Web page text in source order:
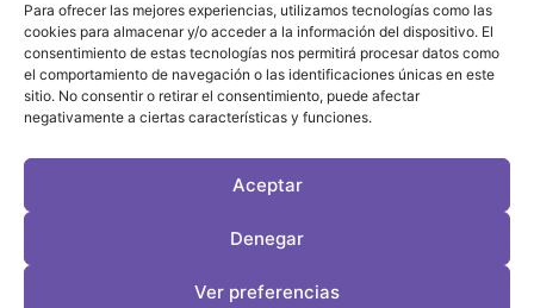
Para ofrecer las mejores experiencias, utilizamos tecnologías como las
cookies para almacenar y/o acceder a la información del dispositivo. El
consentimiento de estas tecnologías nos permitirá procesar datos como
el comportamiento de navegación o las identificaciones únicas en este
sitio. No consentir o retirar el consentimiento, puede afectar
negativamente a ciertas características y funciones.
Aceptar
Denegar
Ver preferencias
Dreambeach no defrauda en su estreno en Vélez-
Málaga y abre su nueva etapa en la Costa del Sol
05/08/2026
Desarrollo web por OrigenDigitalContacto: info@leviragetv